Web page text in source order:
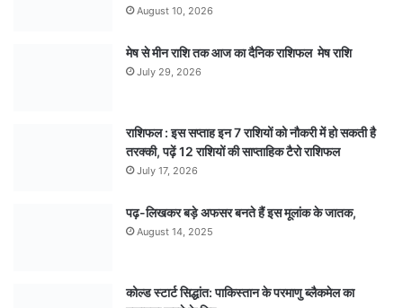
August 10, 2026
मेष से मीन राशि तक आज का दैनिक राशिफल मेष राशि
July 29, 2026
राशिफल : इस सप्ताह इन 7 राशियों को नौकरी में हो सकती है
तरक्की, पढ़ें 12 राशियों की साप्ताहिक टैरो राशिफल
July 17, 2026
पढ़-लिखकर बड़े अफसर बनते हैं इस मूलांक के जातक,
August 14, 2025
कोल्ड स्टार्ट सिद्धांत: पाकिस्तान के परमाणु ब्लैकमेल का